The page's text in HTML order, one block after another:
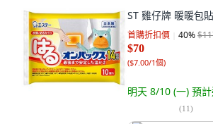
ST 雞仔牌 暖暖包
首購折扣價 40%
$70
($7.00/1個)
明天 8/10 (一) 預
(11)